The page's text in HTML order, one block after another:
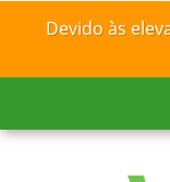
Devido às